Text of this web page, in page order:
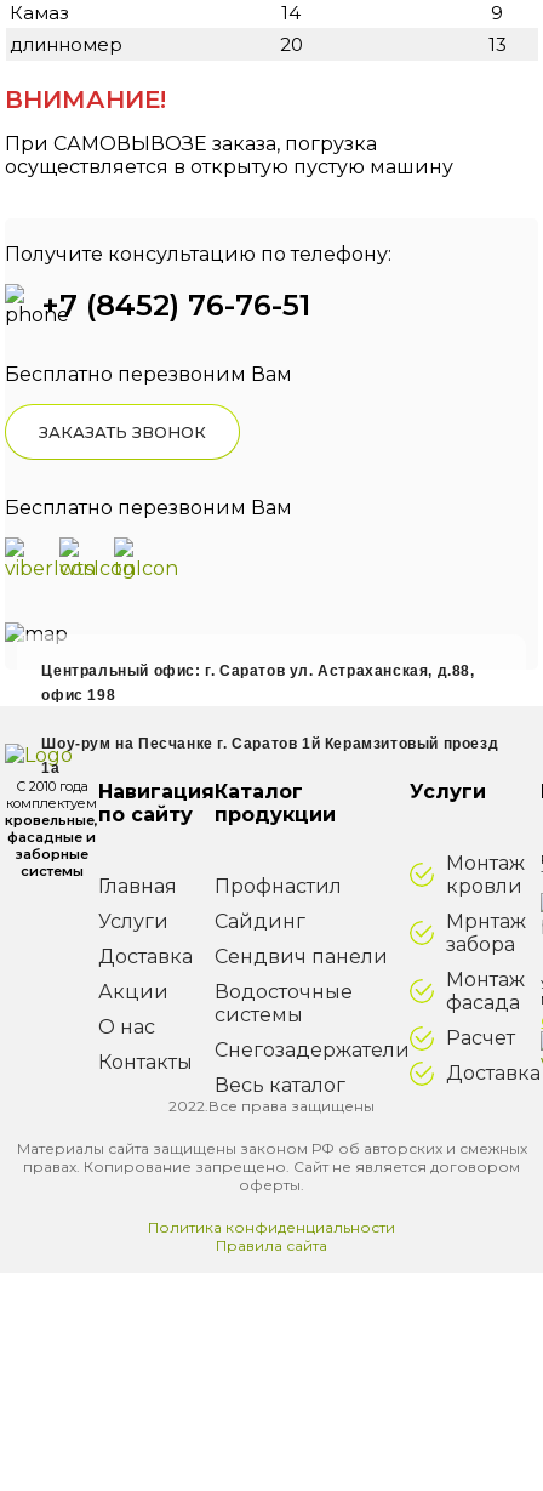
Камаз 14
9
длинномер
20 13
ВНИМАНИЕ!
ПриСАМОВЫВОЗЕзаказа, погрузка
осуществляется в открытую пустую машину
Получите консультацию по телефону:
+7 (8452) 76-76-51
Бесплатно перезвоним Вам
ЗАКАЗАТЬ ЗВОНОК
Бесплатно перезвоним Вам
Центральный офис: г. Саратов ул. Астраханская, д.88,
офис 198
Шоу-рум на Песчанке г. Саратов 1й Керамзитовый проезд
1а
С 2010 года
комплектуем
кровельные,
фасадные и
заборные
системы
Навигация
по сайту
Главная
Услуги
Доставка
Акции
О нас
Контакты
Каталог
продукции
Профнастил
Сайдинг
Сендвич панели
Водосточные
системы
Снегозадержатели
Весь каталог
Услуги
Монтаж
кровли
Мрнтаж
забора
Монтаж
фасада
Расчет
Доставка
2022.Все права защищены
Материалы сайта защищены законом РФ об авторских и смежных
правах. Копирование запрещено. Сайт не является договором
оферты.
Политика конфиденциальности
Правила сайта